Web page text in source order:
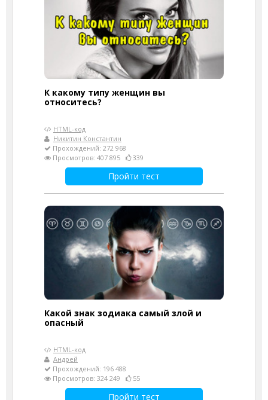
К какому типу женщин вы
относитесь?
HTML-код
Никитин Константин
Прохождений: 272 968
Просмотров: 407 895
339
Пройти тест
Какой знак зодиака самый злой и
опасный
HTML-код
Андрей
Прохождений: 196 488
Просмотров: 324 249
55
Пройти тест